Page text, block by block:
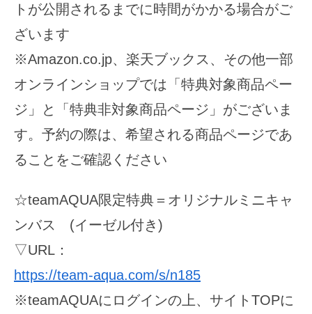
トが公開されるまでに時間がかかる場合がご
ざいます
※Amazon.co.jp、楽天ブックス、その他一部
オンラインショップでは「特典対象商品ペー
ジ」と「特典非対象商品ページ」がございま
す。予約の際は、希望される商品ページであ
ることをご確認ください
☆teamAQUA限定特典＝オリジナルミニキャ
ンバス (イーゼル付き)
▽URL：
https://team-aqua.com/s/n185
※teamAQUAにログインの上、サイトTOPに